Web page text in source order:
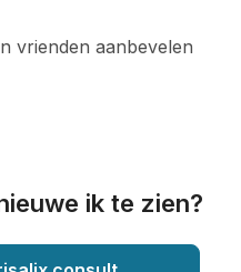
vrienden aanbevelen
ik te zien?